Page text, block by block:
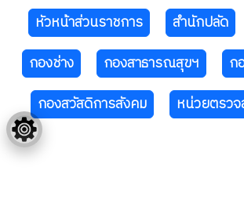
หัวหน้าส่วนราชการ
สำนักปลัด
กองช่าง
กองสาธารณสุขฯ
ก
กองสวัสดิการสังคม
หน่วยตรว